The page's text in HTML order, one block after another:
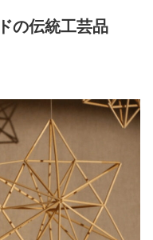
の伝統工芸品